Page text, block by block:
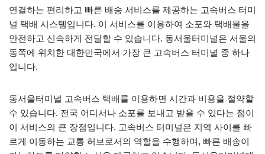
연결하는 편리하고 빠른 배송 서비스를 제공하는 고속버스 터미
널 택배 시스템입니다. 이 서비스를 이용하여 소포와 택배물을
안전하고 신속하게 전달할 수 있습니다. 동서울터미널은 서울의
동쪽에 위치한 대한민국에서 가장 큰 고속버스 터미널 중 하나
입니다.
동서울터미널 고속버스 택배를 이용하면 시간과 비용을 절약할
수 있습니다. 전국 어디서나 소포를 보내고 받을 수 있다는 점이
이 서비스의 큰 장점입니다. 고속버스 터미널은 지역 사이를 빠
르게 이동하는 교통 허브로서의 역할을 수행하며, 빠른 배송이